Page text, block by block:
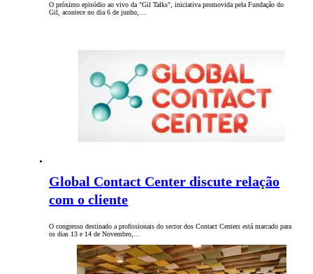
O próximo episódio ao vivo da "Gil Talks", iniciativa promovida pela Fundação do
Gil, acontece no dia 6 de junho,…
Global Contact Center discute relação
com o cliente
O congresso destinado a profissionais do sector dos Contact Centers está marcado para
os dias 13 e 14 de Novembro,…